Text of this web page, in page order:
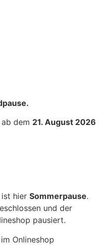
dem 21. August 2026
ist hier Sommerpause.
und der
pausiert.
Onlineshop